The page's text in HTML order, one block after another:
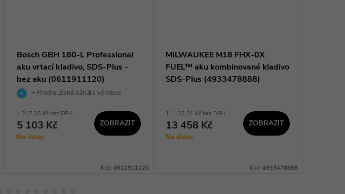
Bosch GBH 180-L Professional
aku vrtací kladivo, SDS-Plus -
bez aku (0611911120)
+ Prodloužená záruka výrobce
4 217,36 Kč bez DPH
5 103 Kč
Na dotaz
ZOBRAZIT
Kód: 0611911120
MILWAUKEE M18 FHX-0X
FUEL™ aku kombinované kladivo
SDS-Plus (4933478888)
11 122,31 Kč bez DPH
13 458 Kč
Na dotaz
ZOBRAZIT
Kód: 4933478888